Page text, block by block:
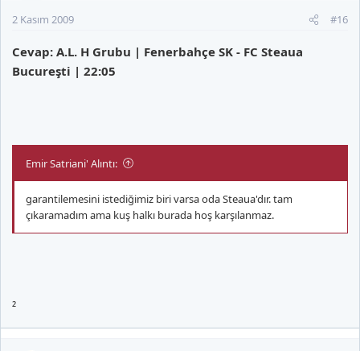
2 Kasım 2009 #16
Cevap: A.L. H Grubu | Fenerbahçe SK - FC Steaua
Bucureşti | 22:05
Emir Satriani' Alıntı:
garantilemesini istediğimiz biri varsa oda Steaua'dır. tam
çıkaramadım ama kuş halkı burada hoş karşılanmaz.
²